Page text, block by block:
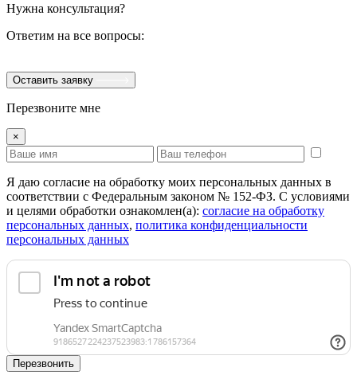
Нужна консультация?
Ответим на все вопросы:
Оставить заявку
Перезвоните мне
×
Я даю согласие на обработку моих персональных данных в
соответствии с Федеральным законом № 152-ФЗ. С условиями
и целями обработки ознакомлен(а): cогласие на обработку
персональных данных, политика конфиденциальности
персональных данных
Перезвонить